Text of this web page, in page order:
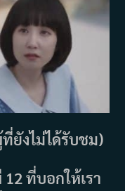
ยังไม่ได้รับชม)
ที่บอกให้เรา